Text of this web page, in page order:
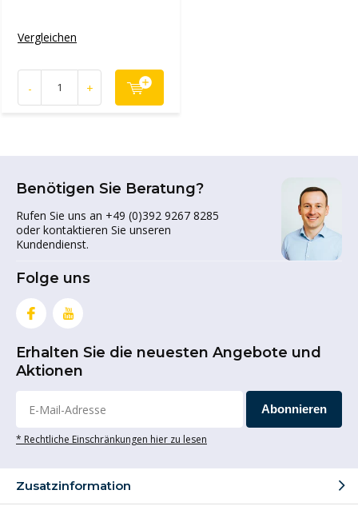
Vergleichen
- +
Benötigen Sie Beratung?
Rufen Sie uns an +49 (0)392 9267 8285
oder kontaktieren Sie unseren
Kundendienst.
Folge uns
Erhalten Sie die neuesten Angebote und
Aktionen
Abonnieren
* Rechtliche Einschränkungen hier zu lesen
Zusatzinformation